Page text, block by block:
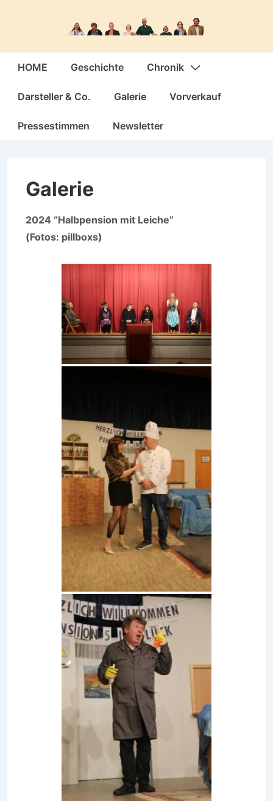
Hauptnavigation
HOME Geschichte Chronik
Darsteller & Co. Galerie Vorverkauf
Pressestimmen Newsletter
Galerie
2024 “Halbpension mit Leiche”
(Fotos: pillboxs)